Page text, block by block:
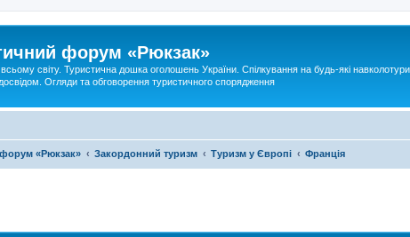
форум «Рюкзак»
світу. Туристична дошка оголошень України. Спілкування на будь-які
Огляди та обговорення туристичного спорядження
«Рюкзак» Закордонний туризм Туризм у Європі Франція